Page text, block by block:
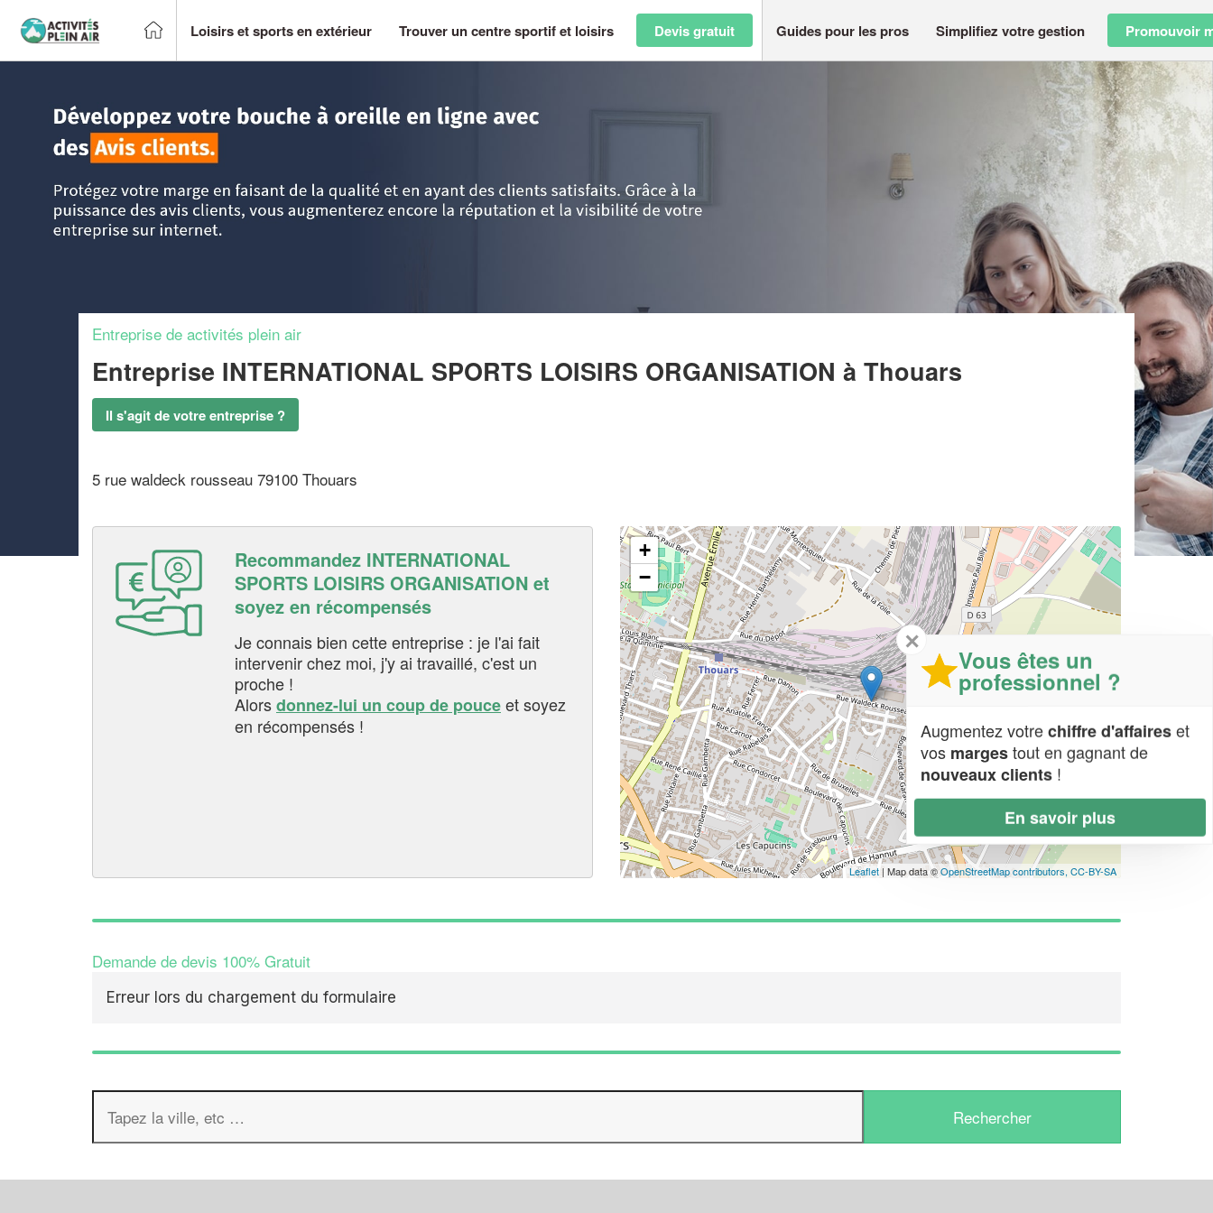
Loisirs et sports en extérieur Trouver un centre sportif et loisirs Devis gratuit Guides pour les pros Simplifiez votre gestion Promouvoir
Entreprise de activités plein air
Entreprise INTERNATIONAL SPORTS LOISIRS ORGANISATION à Thouars
Il s'agit de votre entreprise ?
5 rue waldeck rousseau 79100 Thouars
Recommandez INTERNATIONAL
SPORTS LOISIRS ORGANISATION et
soyez en récompensés
Je connais bien cette entreprise : je l'ai fait
intervenir chez moi, j'y ai travaillé, c'est un
proche !
Alorsdonnez-lui un coup de pouceet soyez
en récompensés !
+
−
Leaflet | Map data ©OpenStreetMap contributors, CC-BY-SA
Demande de devis 100% Gratuit
Erreur lors du chargement du formulaire
✕
Vous êtes un
professionnel ?
Augmentez votrechiffre d'affaireset
vos margestout en gagnant de
nouveaux clients !
En savoir plus